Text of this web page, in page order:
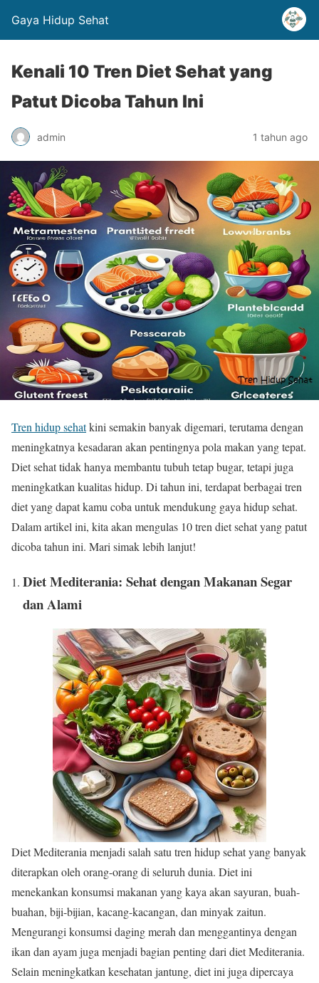
Gaya Hidup Sehat
Kenali 10 Tren Diet Sehat yang
Patut Dicoba Tahun Ini
admin 1 tahun ago
Tren hidup sehatkini semakin banyak digemari, terutama dengan
meningkatnya kesadaran akan pentingnya pola makan yang tepat.
Diet sehat tidak hanya membantu tubuh tetap bugar, tetapi juga
meningkatkan kualitas hidup. Di tahun ini, terdapat berbagai tren
diet yang dapat kamu coba untuk mendukung gaya hidup sehat.
Dalam artikel ini, kita akan mengulas 10 tren diet sehat yang patut
dicoba tahun ini. Mari simak lebih lanjut!
Diet Mediterania: Sehat dengan Makanan Segar
dan Alami
Diet Mediterania menjadi salah satu tren hidup sehat yang banyak
diterapkan oleh orang-orang di seluruh dunia. Diet ini
menekankan konsumsi makanan yang kaya akan sayuran, buah-
buahan, biji-bijian, kacang-kacangan, dan minyak zaitun.
Mengurangi konsumsi daging merah dan menggantinya dengan
ikan dan ayam juga menjadi bagian penting dari diet Mediterania.
Selain meningkatkan kesehatan jantung, diet ini juga dipercaya